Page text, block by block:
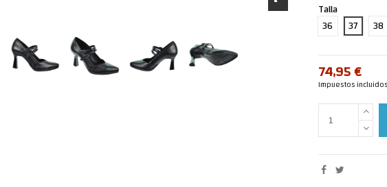
Talla
36
37 38
74,95 €
Impuestos incluidos